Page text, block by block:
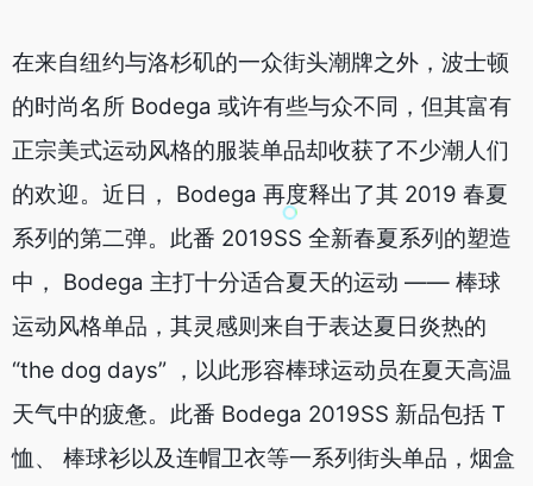
在来自纽约与洛杉矶的一众街头潮牌之外，波士顿
的时尚名所 Bodega 或许有些与众不同，但其富有
正宗美式运动风格的服装单品却收获了不少潮人们
的欢迎。近日， Bodega 再度释出了其 2019 春夏
系列的第二弹。此番 2019SS 全新春夏系列的塑造
中， Bodega 主打十分适合夏天的运动 —— 棒球
运动风格单品，其灵感则来自于表达夏日炎热的
“the dog days” ，以此形容棒球运动员在夏天高温
天气中的疲惫。此番 Bodega 2019SS 新品包括 T
恤、 棒球衫以及连帽卫衣等一系列街头单品，烟盒